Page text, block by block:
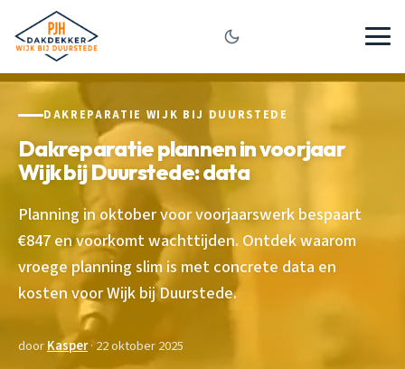
DAKREPARATIE WIJK BIJ DUURSTEDE
Dakreparatie plannen in voorjaar
Wijk bij Duurstede: data
Planning in oktober voor voorjaarswerk bespaart
€847 en voorkomt wachttijden. Ontdek waarom
vroege planning slim is met concrete data en
kosten voor Wijk bij Duurstede.
doorKasper· 22 oktober 2025